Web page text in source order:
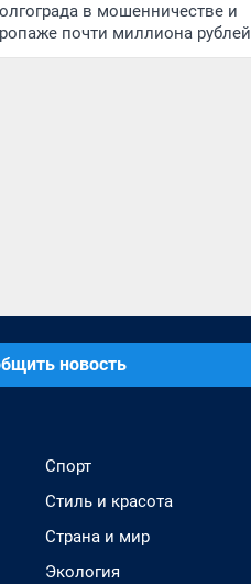
в мошенничестве и
почти миллиона рублей
новость
Спорт
Стиль и красота
Страна и мир
Экология